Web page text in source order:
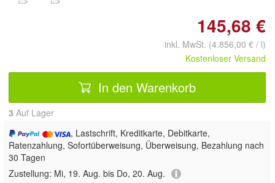
145,68 €
inkl. MwSt. (4.856,00 € / l)
Kostenloser Versand
In den Warenkorb
3 Auf Lager
, Lastschrift, Kreditkarte, Debitkarte,
Ratenzahlung, Sofortüberweisung, Überweisung, Bezahlung nach
30 Tagen
Zustellung: Mi, 19. Aug. bis Do, 20. Aug.